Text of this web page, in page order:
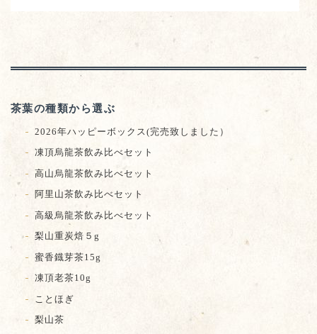
茶葉の種類から選ぶ
2026年ハッピーボックス(完売致しました）
凍頂烏龍茶飲み比べセット
高山烏龍茶飲み比べセット
阿里山茶飲み比べセット
高級烏龍茶飲み比べセット
梨山重炭焙５g
蜜香鐡芽茶15g
凍頂老茶10g
ことほぎ
梨山茶